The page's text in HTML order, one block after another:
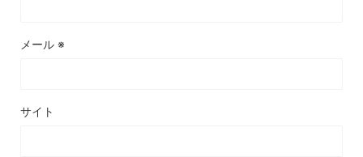
メール ※
サイト